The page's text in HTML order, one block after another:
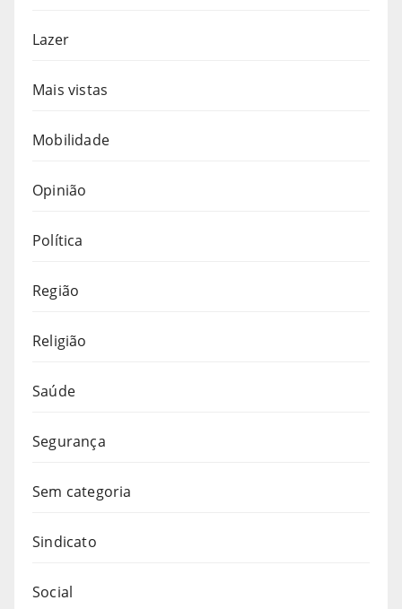
Lazer
Mais vistas
Mobilidade
Opinião
Política
Região
Religião
Saúde
Segurança
Sem categoria
Sindicato
Social